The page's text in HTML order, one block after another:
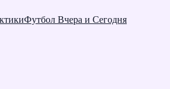
Футбол Вчера и Сегодня